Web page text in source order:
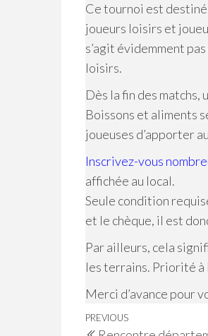
Ce tournoi est
joueurs loisirs et
s’agit évidemment
loisirs.
Dès la fin des matchs,
Boissons et aliments
joueuses d’apporter
Inscrivez-vous
affichée au local.
Seule condition
et le chèque, il est
Par ailleurs, cela
les terrains. Priorité à
Merci d’avance pour
Navigation
Previous
PREVIOUS